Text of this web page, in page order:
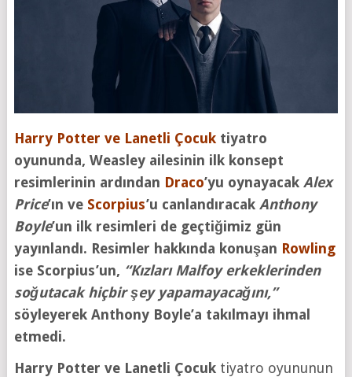
Harry Potter ve Lanetli Çocuktiyatro
oyununda, Weasley ailesinin ilk konsept
resimlerinin ardından Draco’yu oynayacak Alex
Price’ın veScorpius’u canlandıracak Anthony
Boyle’un ilk resimleri de geçtiğimiz gün
yayınlandı. Resimler hakkında konuşan Rowling
ise Scorpius’un, “Kızları Malfoy erkeklerinden
soğutacak hiçbir şey yapamayacağını,”
söyleyerek Anthony Boyle’a takılmayı ihmal
etmedi.
Harry Potter ve Lanetli Çocuktiyatro oyununun